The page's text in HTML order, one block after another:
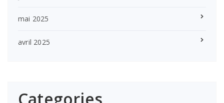
mai 2025
avril 2025
Categories